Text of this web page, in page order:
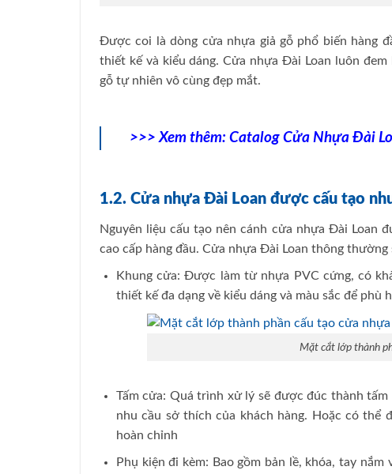
Được coi là dòng cửa nhựa giả gỗ phổ biến hàng
thiết kế và kiểu dáng. Cửa nhựa Đài Loan luôn
gỗ tự nhiên vô cùng đẹp mắt.
>>> Xem thêm: Catalog Cửa Nhựa Đài
1.2. Cửa nhựa Đài Loan được cấu tạo
Nguyên liệu cấu tạo nên cánh cửa nhựa Đài Loan
cao cấp hàng đầu. Cửa nhựa Đài Loan thông
Khung cửa: Được làm từ nhựa PVC cứng, có
thiết kế đa dạng về kiểu dáng và màu sắc để
Mặt cắt lớp thành
Tấm cửa: Quá trình xử lý sẽ được đúc thành
nhu cầu sở thích của khách hàng. Hoặc có
hoàn chỉnh
Phụ kiện đi kèm: Bao gồm bản lề, khóa, tay